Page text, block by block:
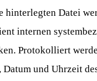
hinterlegten Datei
internen
Protokolliert
Datum und Uhrzeit